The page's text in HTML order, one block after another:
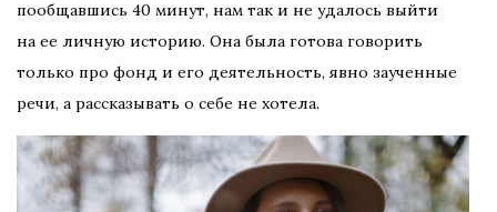
пообщавшись 40 минут, нам так и не удалось выйти
на ее личную историю. Она была готова говорить
только про фонд и его деятельность, явно заученные
речи, а рассказывать о себе не хотела.